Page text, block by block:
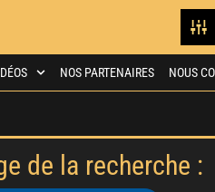
NOS PARTENAIRES NOUS
de la recherche :